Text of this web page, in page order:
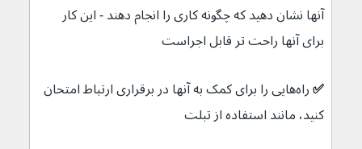
آنها نشان دهید که چگونه کاری را انجام دهند - این کار
برای آنها راحت تر قابل اجراست
✅
راه‌هایی را برای کمک به آنها در برقراری ارتباط امتحان
کنید، مانند استفاده از تبلت